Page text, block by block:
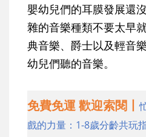
嬰幼兒們的耳膜發展還
雜的音樂種類不要太早
典音樂、爵士以及輕音
幼兒們聽的音樂。
免費免運 歡迎索閱丨
戲的力量：1-8歲分齡共玩指